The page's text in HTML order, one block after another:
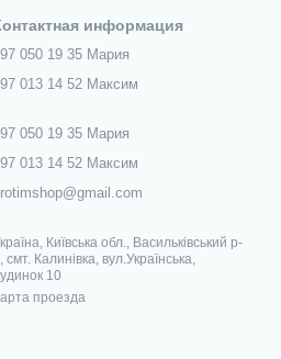
информация
050 19 35 Мария
013 14 52 Максим
050 19 35 Мария
013 14 52 Максим
Київська обл., Васильківський р-
смт. Калинівка, вул.Українська,
10
проезда